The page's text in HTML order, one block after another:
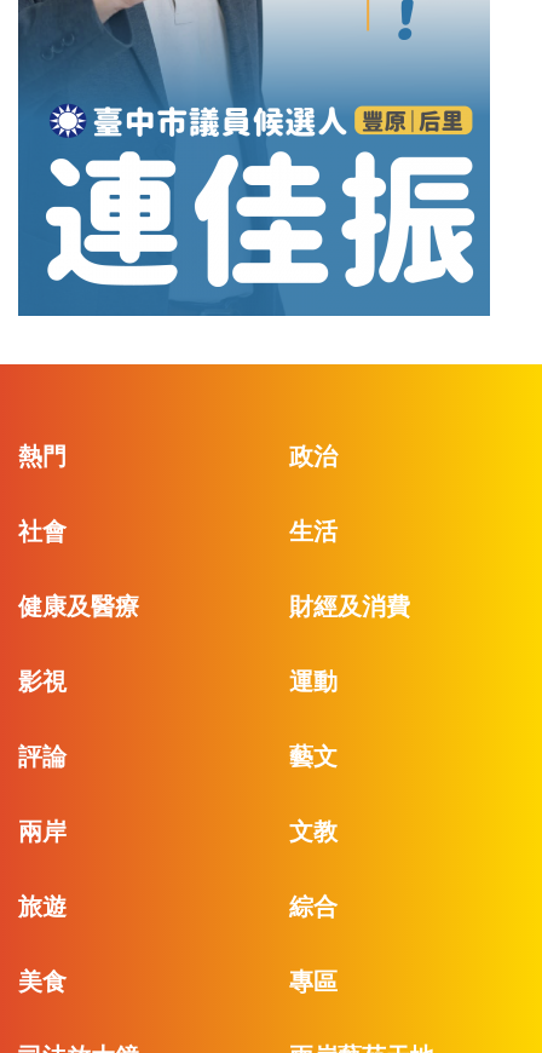
熱門 政治
社會 生活
健康及醫療 財經及消費
影視 運動
評論 藝文
兩岸 文教
旅遊 綜合
美食 專區